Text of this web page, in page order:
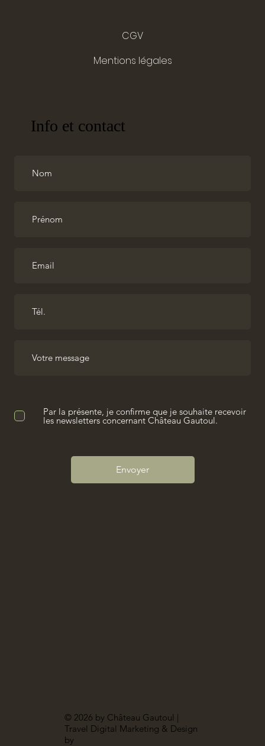
Info et contact
Envoyer
Par la présente, je confirme que je souhaite recevoir
les newsletters concernant Château Gautoul.
CGV
Mentions légales
© 2026 by Château Gautoul |
Travel Digital Marketing & Design
by